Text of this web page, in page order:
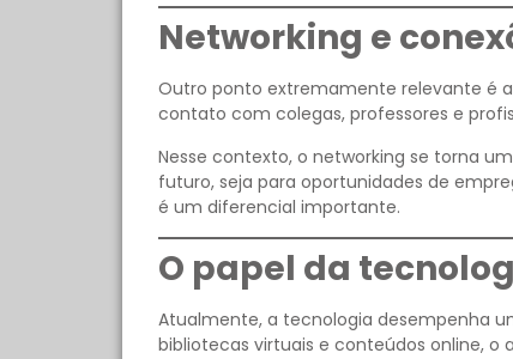
Networking e
Outro ponto extremamente relevante é
contato com colegas, professores e
Nesse contexto, o networking se torna
futuro, seja para oportunidades de
é um diferencial importante.
O papel da
Atualmente, a tecnologia desempenha
bibliotecas virtuais e conteúdos online,